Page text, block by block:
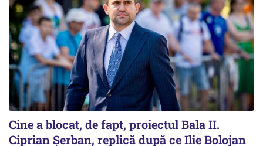
Cine a blocat, de fapt, proiectul Bala II.
Ciprian Șerban, replică după ce Ilie Bolojan